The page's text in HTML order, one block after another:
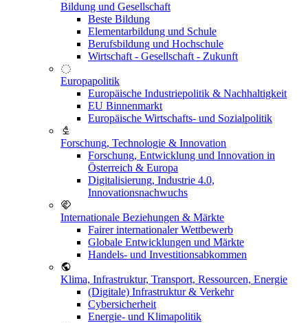
Bildung und Gesellschaft
Beste Bildung
Elementarbildung und Schule
Berufsbildung und Hochschule
Wirtschaft - Gesellschaft - Zukunft
Europapolitik
Europäische Industriepolitik & Nachhaltigkeit
EU Binnenmarkt
Europäische Wirtschafts- und Sozialpolitik
Forschung, Technologie & Innovation
Forschung, Entwicklung und Innovation in
Österreich & Europa
Digitalisierung, Industrie 4.0,
Innovationsnachwuchs
Internationale Beziehungen & Märkte
Fairer internationaler Wettbewerb
Globale Entwicklungen und Märkte
Handels- und Investitionsabkommen
Klima, Infrastruktur, Transport, Ressourcen, Energie
(Digitale) Infrastruktur & Verkehr
Cybersicherheit
Energie- und Klimapolitik